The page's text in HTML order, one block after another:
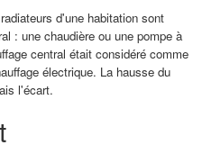
d'une habitation sont
: une chaudière ou une pompe à
central était considéré comme
électrique. La hausse du
l'écart.